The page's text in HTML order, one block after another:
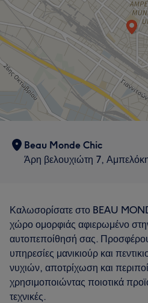
Beau Monde Chic
Άρη βελουχιώτη 7,
Καλωσορίσατε στο BEAU
χώρο ομορφιάς αφιερωμένο
αυτοπεποίθησή σας.
υπηρεσίες μανικιούρ και
νυχιών, αποτρίχωση και
χρησιμοποιώντας ποιοτικά
τεχνικές.